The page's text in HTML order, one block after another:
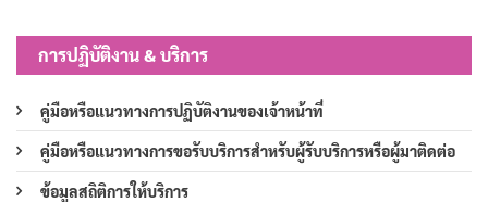
การปฏิบัติงาน & บริการ
คู่มือหรือแนวทางการปฏิบัติงานของเจ้าหน้าที่
คู่มือหรือแนวทางการขอรับบริการสำหรับผู้รับบริการหรือผู้มาติดต่อ
ข้อมูลสถิติการให้บริการ